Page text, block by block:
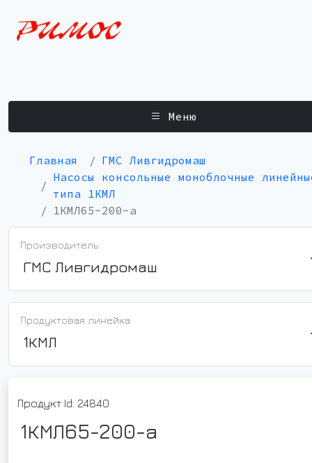
Меню
Главная
ГМС Ливгидромаш
Насосы консольные моноблочные
типа 1КМЛ
1КМЛ65-200-а
Производитель:
ГМС Ливгидромаш
Продуктовая линейка:
1КМЛ
Продукт Id: 24840
1КМЛ65-200-а